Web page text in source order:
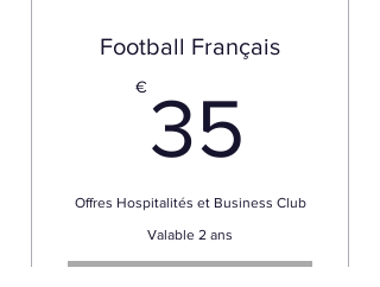
Football Français
€ 35
Offres Hospitalités et Business Club
Valable 2 ans